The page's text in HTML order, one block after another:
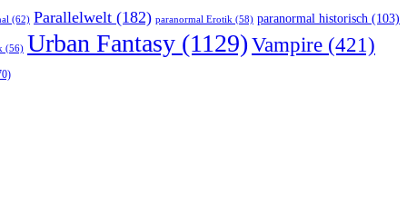
(62) Parallelwelt (182) paranormal Erotik (58) paranormal historisch (103)
(56) Urban Fantasy (1129) Vampire (421)